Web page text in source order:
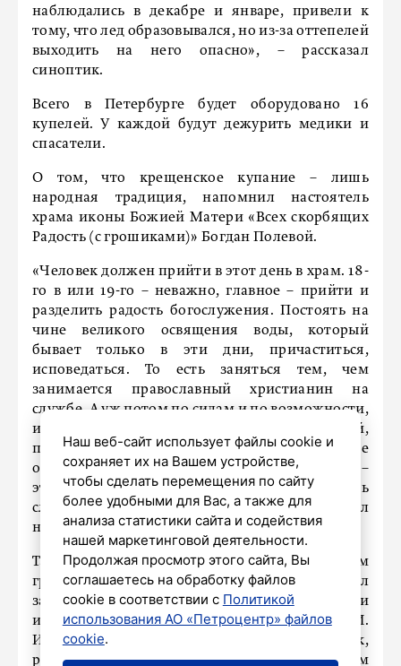
наблюдались в декабре и январе, привели к
тому, что лед образовывался, но из-за оттепелей
выходить на него опасно», – рассказал
синоптик.
Всего в Петербурге будет оборудовано 16
купелей. У каждой будут дежурить медики и
спасатели.
О том, что крещенское купание – лишь
народная традиция, напомнил настоятель
храма иконы Божией Матери «Всех скорбящих
Радость (с грошиками)» Богдан Полевой.
«Человек должен прийти в этот день в храм. 18-
го в или 19-го – неважно, главное – прийти и
разделить радость богослужения. Постоять на
чине великого освящения воды, который
бывает только в эти дни, причаститься,
исповедаться. То есть заняться тем, чем
занимается православный христианин на
службе. А уж потом по силам и по возможности,
исходя из каких-то личных соображений,
подумать: стоит ли ему или не стоит вообще
окунаться. Напомню, что окунание в проруби –
это всего лишь благочестивая традиция. То есть
слово «традиция» здесь первично», – отметил
настоятель.
Также отказаться от купания некоторым
группам населения порекомендовал
заместитель главного врача по анестезиологии
и реаниматологии НИИ скорой помощи им. И.
И. Джанелидзе Вячеслав Афончиков. Так,
рискуют своим здоровьем люди с заболеванием
Наш веб-сайт использует файлы cookie и
сохраняет их на Вашем устройстве,
чтобы сделать перемещения по сайту
более удобными для Вас, а также для
анализа статистики сайта и содействия
нашей маркетинговой деятельности.
Продолжая просмотр этого сайта, Вы
соглашаетесь на обработку файлов
cookie в соответствии с Политикой
использования АО «Петроцентр» файлов
cookie.